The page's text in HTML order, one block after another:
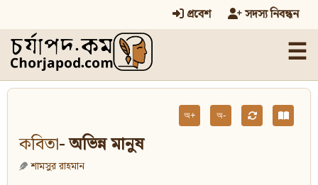
প্রবেশ সদস্য নিবন্ধন
☰
অ+ অ-
কবিতা- অভিন্ন মানুষ
শামসুর রাহমান